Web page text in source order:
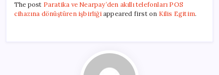
The post Paratika ve Nearpay’den akıllı telefonları POS
cihazına dönüştüren işbirliğiappeared first on Kilis Egitim.